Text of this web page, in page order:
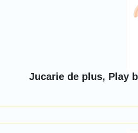
Jucarie de plus, Play